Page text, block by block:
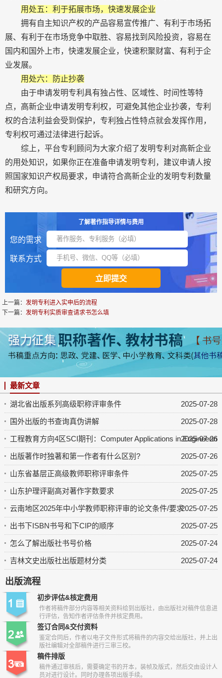
用处五：利于拓展市场，快速发展企业
拥有自主知识产权的产品容易宣传推广、有利于市场拓
展、有利于在市场竞争中取胜、容易找到风险投资，容易在
国内和国外上市，快速发展企业，快速积聚财富、有利于企
业发展。
用处六：防止抄袭
由于申请发明专利具有独占性、区域性、时间性等特
点，高新企业申请发明专利权，可避免其他企业抄袭，专利
权的合法利益会受到保护，专利独占性特点就会发挥作用，
专利权可通过法律进行起诉。
综上，平台专利顾问为大家介绍了发明专利对高新企业
的用处知识，如果你正在准备申请发明专利，建议申请人按
照国家知识产权局要求，申请符合高新企业的发明专利数量
和研究方向。
了解著作指导详情与费用
您的需求
联系方式
上一篇：发明专利进入实申后的流程
下一篇：发明专利实质审查请求书怎么填
最新文章
2025-07-28
湖北省出版系列高级职称评审条件
2025-07-28
国外出版的书查询真伪讲解
2025-07-26
工程教育方向4区SCI期刊：Computer Applications in
2025-07-26
出版著作时独著和第一作者有什么区别?
2025-07-25
山东省基层正高级教师职称评审条件
2025-07-25
山东护理评副高对著作字数要求
2025-07-25
云南地区2025年中小学教师职称评审的论文条件/要求
2025-07-25
出书下ISBN书号和下CIP的顺序
2025-07-24
怎么了解出版社书号价格
2025-07-24
吉林文史出版社出版题材分类
出版流程
初步评估&核定费用
作者将稿件部分内容等相关资料给到出版社，由出版社对稿件信息进
行评估，告知作者评估条件并核定费用。
签订合同&交付资料
鉴定合同后，作者以电子文件形式将稿件的内容交给出版社，并上出
版社编辑对全部稿件进行三审三校。
稿件排版
稿件通过审核后，需要确定书的开本，装帧及版式，然后交由设计人
员对进行设计。同时办理各项出版手续。